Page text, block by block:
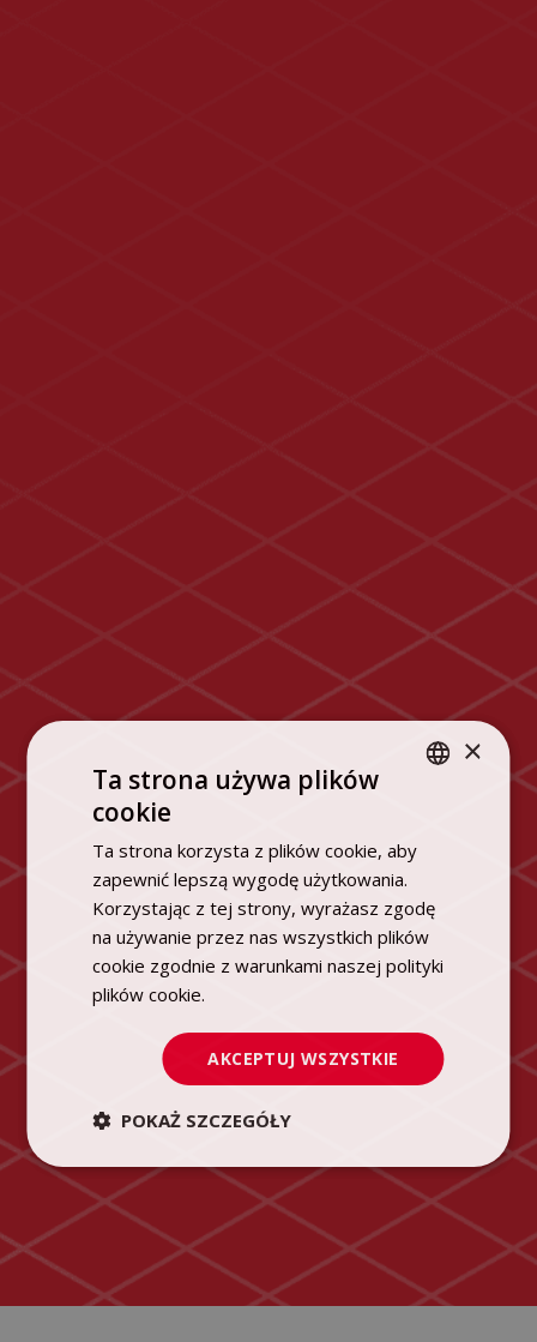
ENGLISH
×
Ta strona używa plików
cookie
Ta strona korzysta z plików cookie, aby
zapewnić lepszą wygodę użytkowania.
Korzystając z tej strony, wyrażasz zgodę
na używanie przez nas wszystkich plików
cookie zgodnie z warunkami naszej polityki
plików cookie.
AKCEPTUJ WSZYSTKIE
POKAŻ SZCZEGÓŁY